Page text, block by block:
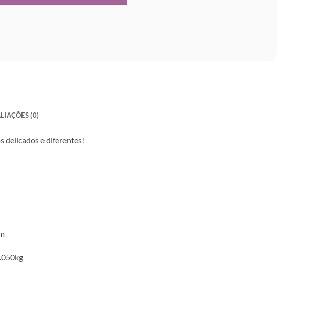
(0)
delicados e diferentes!